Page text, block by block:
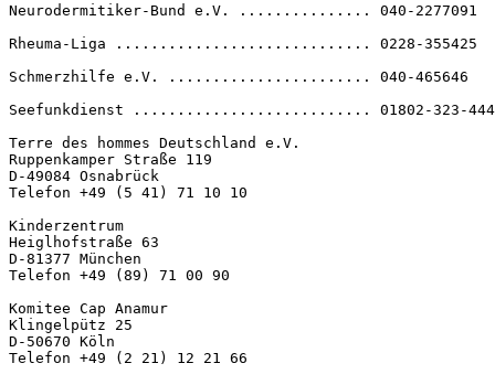
Neurodermitiker-Bund e.V. ............... 040-2277091
Rheuma-Liga ............................. 0228-355425
Schmerzhilfe e.V. ....................... 040-465646
Seefunkdienst ........................... 01802-323-444
Terre des hommes Deutschland e.V.
Ruppenkamper Straße 119
D-49084 Osnabrück
Telefon +49 (5 41) 71 10 10
Kinderzentrum
Heiglhofstraße 63
D-81377 München
Telefon +49 (89) 71 00 90
Komitee Cap Anamur
Klingelpütz 25
D-50670 Köln
Telefon +49 (2 21) 12 21 66